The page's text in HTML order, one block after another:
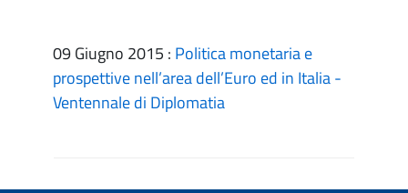
09 Giugno 2015 : Politica monetaria e
prospettive nell’area dell’Euro ed in Italia -
Ventennale di Diplomatia